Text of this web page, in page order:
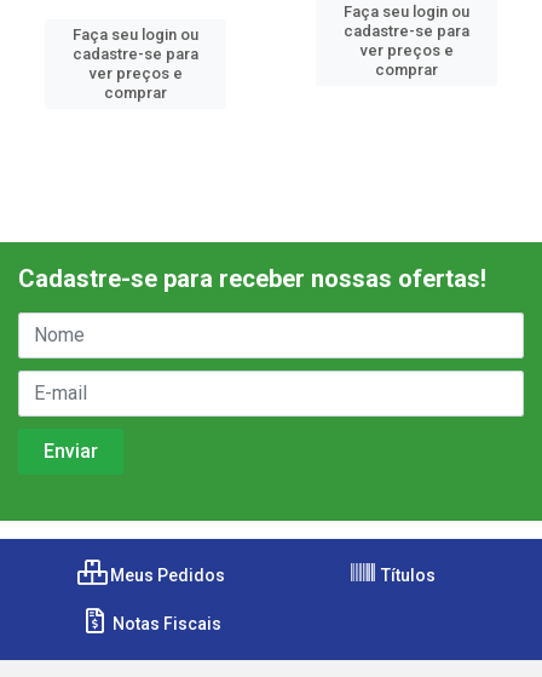
Faça seu login ou
cadastre-se para
ver preços e
comprar
Faça seu login ou
cadastre-se para
ver preços e
comprar
Cadastre-se para receber nossas ofertas!
Meus Pedidos Títulos
Notas Fiscais